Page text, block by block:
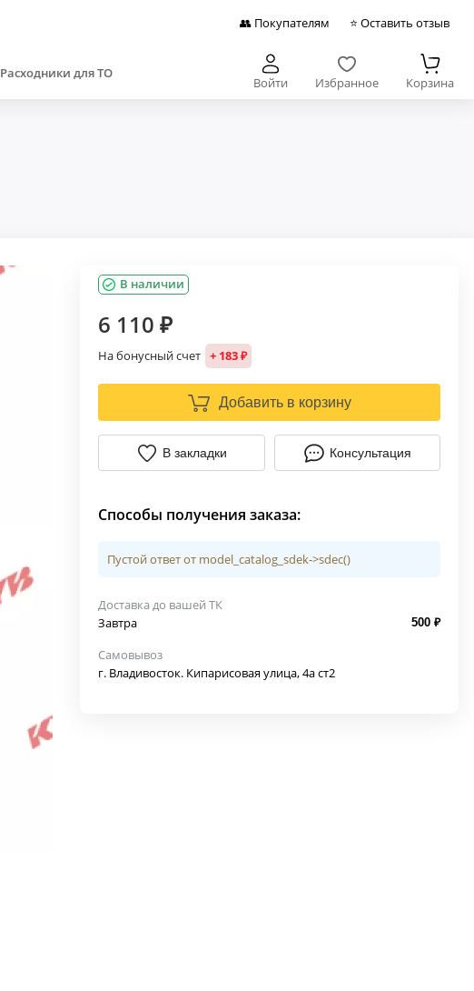
👥 Покупателям ⭐ Оставить отзыв
Расходники для ТО
Войти Избранное Корзина
В наличии
6 110 ₽
На бонусный счет + 183 ₽
Добавить в корзину
В закладки Консультация
Способы получения заказа:
Пустой ответ от model_catalog_sdek->sdec()
Доставка до вашей ТК
Завтра
500 ₽
Самовывоз
г. Владивосток. Кипарисовая улица, 4а ст2